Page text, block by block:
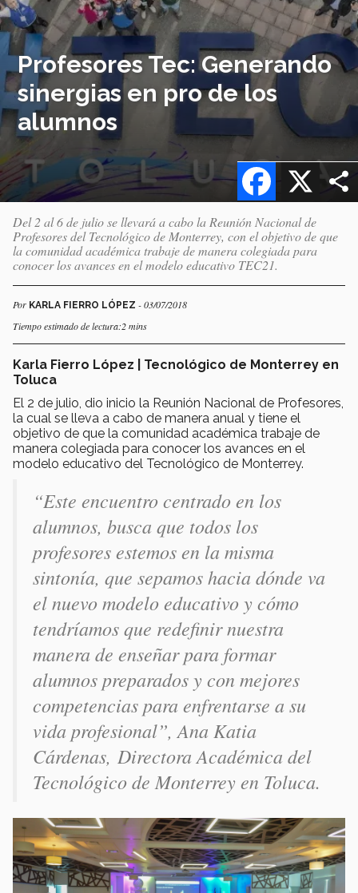
Profesores Tec: Generando
sinergias en pro de los
alumnos
X
Facebook
Del 2 al 6 de julio se llevará a cabo la Reunión Nacional de
Profesores del Tecnológico de Monterrey, con el objetivo de que
la comunidad académica trabaje de manera colegiada para
conocer los avances en el modelo educativo TEC21.
Por KARLA FIERRO LÓPEZ - 03/07/2018
Tiempo estimado de lectura:2 mins
Karla Fierro López | Tecnológico de Monterrey en
Toluca
El 2 de julio, dio inicio la Reunión Nacional de Profesores,
la cual se lleva a cabo de manera anual y tiene el
objetivo de que la comunidad académica trabaje de
manera colegiada para conocer los avances en el
modelo educativo del Tecnológico de Monterrey.
“Este encuentro centrado en los
alumnos, busca que todos los
profesores estemos en la misma
sintonía, que sepamos hacia dónde va
el nuevo modelo educativo y cómo
tendríamos que redefinir nuestra
manera de enseñar para formar
alumnos preparados y con mejores
competencias para enfrentarse a su
vida profesional”, Ana Katia
Cárdenas, Directora Académica del
Tecnológico de Monterrey en Toluca.